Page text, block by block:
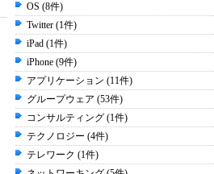
OS (8件)
Twitter (1件)
iPad (1件)
iPhone (9件)
アプリケーション (11件)
グループウェア (53件)
コンサルティング (1件)
テクノロジー (4件)
テレワーク (1件)